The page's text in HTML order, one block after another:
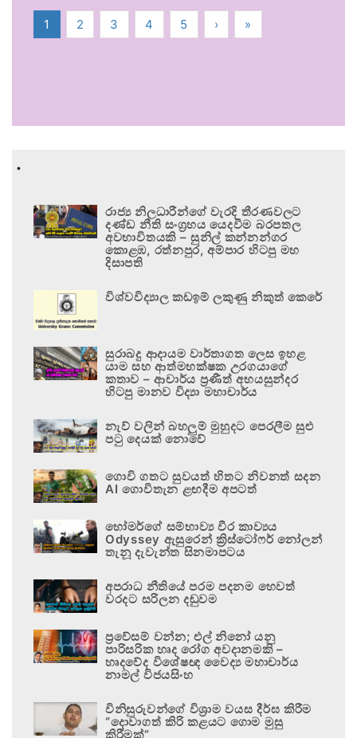
1 2 3 4 5 › »
.
රාජ්‍ය නිලධාරීන්ගේ වැරදි තීරණවලට
දණ්ඩ නීති සංග්‍රහය යෙදවීම බරපතල
අවභාවිතයකි – සුනිල් කන්නන්ගර
කොළඹ, රත්නපුර, අම්පාර හිටපු මහ
දිසාපති
විශ්වවිද්‍යාල කඩඉම් ලකුණු නිකුත් කෙරේ
සුරාබදු ආදායම වාර්තාගත ලෙස ඉහළ
යාම සහ ආත්මභක්ෂක උරගයාගේ
කතාව – ආචාර්ය ප්‍රණීත් අභයසුන්දර
හිටපු මානව විද්‍යා මහාචාර්ය
නැව් වලින් බහලුම් මුහුදට පෙරලීම සුළු
පටු දෙයක් නොවේ
ගොවි ගතට සුවයත් හිතට නිවනත් සදන
AI ගොවිතැන ළඟදීම අපටත්
හෝමර්ගේ සම්භාව්‍ය වීර කාව්‍යය
Odyssey ඇසුරෙන් ක්‍රිස්ටෝෆර් නෝලන්
තැනූ දැවැන්ත සිනමාපටය
අපරාධ නීතියේ පරම පදනම හෙවත්
වරදට සරිලන දඬුවම
ප්‍රවේසම් වන්න; එල් නිනෝ යනු
පාරිසරික හෘද රෝග අවදානමකි –
හෘදවේද විශේෂඥ වෛද්‍ය මහාචාර්ය
නාමල් විජයසිංහ
විනිසුරුවන්ගේ විශ්‍රාම වයස දීර්ඝ කිරීම
“දොවාගත් කිරි කළයට ගොම මුසු
කිරීමක්”